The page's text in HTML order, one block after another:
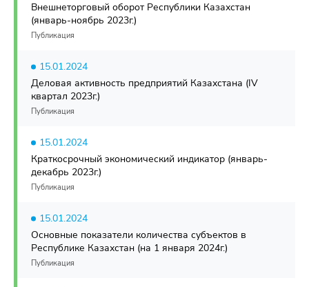
Внешнеторговый оборот Республики Казахстан
(январь-ноябрь 2023г.)
Публикация
15.01.2024
Деловая активность предприятий Казахстана (IV
квартал 2023г.)
Публикация
15.01.2024
Краткосрочный экономический индикатор (январь-
декабрь 2023г.)
Публикация
15.01.2024
Основные показатели количества субъектов в
Республике Казахстан (на 1 января 2024г.)
Публикация